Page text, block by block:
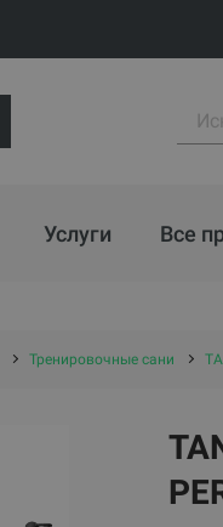
Услуги Все
Тренировочные сани